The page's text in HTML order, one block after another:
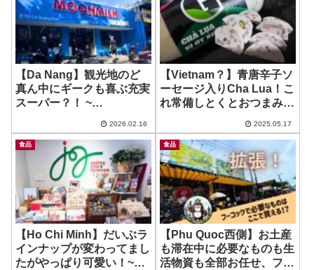
【Da Nang】観光地のど
真ん中にギークも喜ぶ充実
スーパー？！ ~
Quang Dao Branch
2026.02.16
【Vietnam？】青唐辛子ソ
ーセージ入りCha Lua！こ
れ常備しとくとおつまみ活
Green pepper
2025.05.17
食品
【Ho Chi Minh】だいぶラ
インナップが変わってまし
たがやっぱり可愛い！~
食品
【Phu Quoc西側】お土産
も滞在中に必要なものも生
活物資も全部お任せ、フー